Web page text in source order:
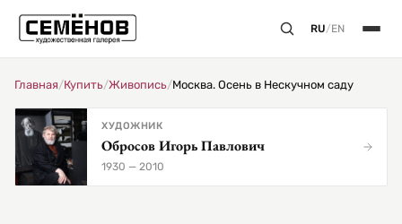
RU/EN
Главная/Купить/Живопись/Москва. Осень в Нескучном саду
ХУДОЖНИК
Обросов Игорь Павлович
1930 — 2010